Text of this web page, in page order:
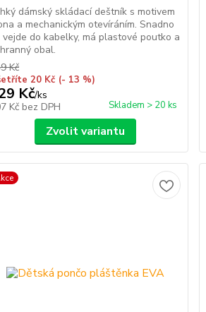
dámský skládací deštník s motivem
a mechanickým otevíráním. Snadno
vejde do kabelky, má plastové poutko a
obal.
Kč
20 Kč (- 13 %)
Kč/ks
Kč bez DPH Skladem > 20 ks
Zvolit variantu